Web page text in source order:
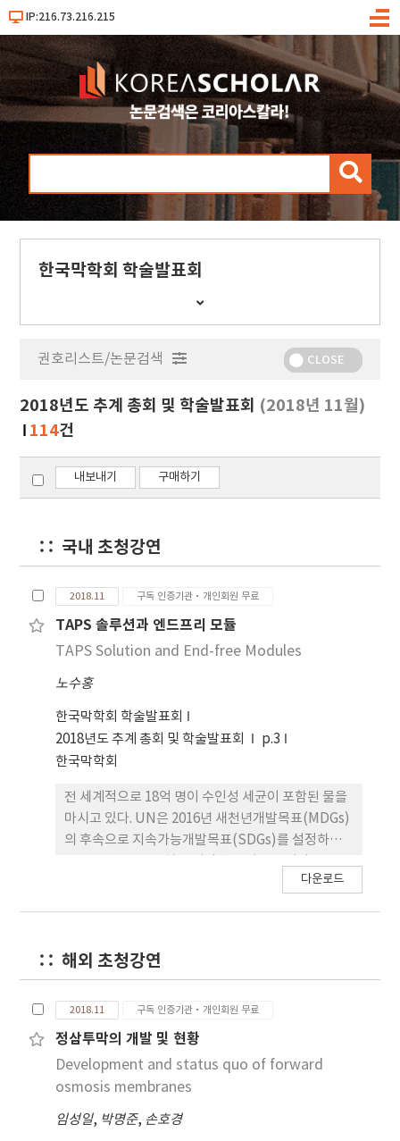
IP:216.73.216.215
메
검
한국막학회 학술발표회
간
행
보
기
권호리스트/논문검색 CLOSE
2018년도 추계 총회 및 학술발표회 (2018년 11월)
114건
내보내기 구매하기
국내 초청강연
2018.11 구독 인증기관·개인회원 무료
TAPS 솔루션과 엔드프리 모듈
TAPS Solution and End-free Modules
노수홍
한국막학회 학술발표회
2018년도 추계 총회 및 학술발표회
p.3
한국막학회
전 세계적으로 18억 명이 수인성 세균이 포함된 물을
마시고 있다. UN은 2016년 새천년개발목표(MDGs)
의 후속으로 지속가능개발목표(SDGs)를 설정하였
는 SDGs 6.1을 달성하기 위하여 분리막 기술(T), 연
보한 해결방안이다. End-free Gravity-driven
인력이 부족한 저개발국가에도 저렴한 가격에 사용할
수 있다. 본 연구에서는 TAPS 솔루션과 EFGDM, 엔
드프리 막모듈의 특성과 개발에 관해 소개하고자 한
다운로드
해외 초청강연
2018.11 구독 인증기관·개인회원 무료
정삼투막의 개발 및 현황
Development and status quo of forward
osmosis membranes
임성일, 박명준, 손호경